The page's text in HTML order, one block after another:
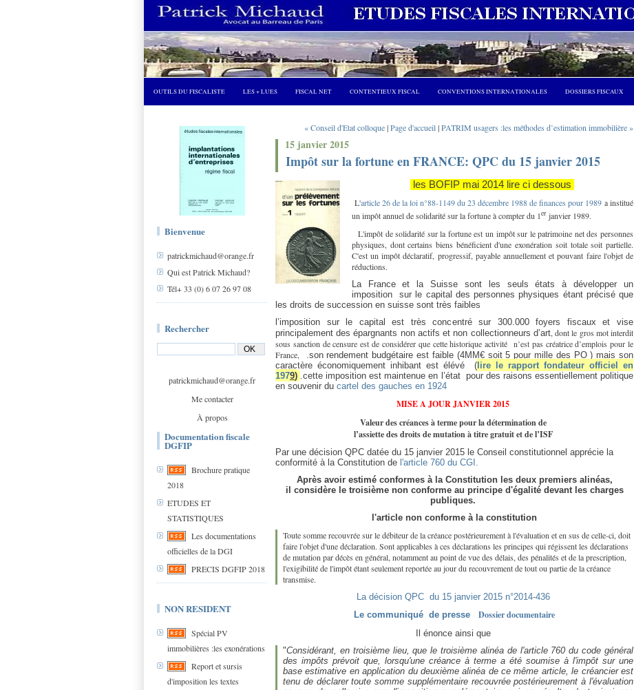
OUTILS DU FISCALISTE LES + LUES FISCAL NET CONTENTIEUX FISCAL CONVENTIONS INTERNATIONALES DOSSIERS FISCAUX
Bienvenue
patrickmichaud@orange.fr
Qui est Patrick Michaud?
Tél+ 33 (0) 6 07 26 97 08
Rechercher
patrickmichaud@orange.fr
Me contacter
À propos
Documentation fiscale
DGFIP
Brochure pratique
2018
ETUDES ET
STATISTIQUES
Les documentations
officielles de la DGI
PRECIS DGFIP 2018
NON RESIDENT
Spécial PV
immobilières :les exonérations
Report et sursis
d'imposition les textes
« Conseil d'Etat colloque|Page d'accueil|PATRIM usagers :les méthodes d’estimation immobilière »
15 janvier 2015
Impôt sur la fortune en FRANCE: QPC du 15 janvier 2015
les BOFIP mai 2014 lire ci dessous
L'article 26 de la loi n°88-1149 du 23 décembre 1988 de finances pour 1989a institué
un impôt annuel de solidarité sur la fortune à compter du 1erjanvier 1989.
L'impôt de solidarité sur la fortune est un impôt sur le patrimoine net des personnes
physiques, dont certains biens bénéficient d'une exonération soit totale soit partielle.
C'est un impôt déclaratif, progressif, payable annuellement et pouvant faire l'objet de
réductions.
La France et la Suisse sont les seuls états à développer un
imposition sur le capital des personnes physiques étant précisé que
les droits de succession en suisse sont très faibles
l’imposition sur le capital est très concentré sur 300.000 foyers fiscaux et vise
principalement des épargnants non actifs et non collectionneurs d’art, dont le gros mot interdit
sous sanction de censure est de considérer que cette historique activité n’est pas créatrice d’emplois pour le
France,
.son rendement budgétaire est faible (4MM€ soit 5 pour mille des PO ) mais son
caractère économiquement inhibant est élévé ( lire le rapport fondateur officiel en
1979) .cette imposition est maintenue en l’état pour des raisons essentiellement politique
en souvenir du cartel des gauches en 1924
MISE A JOUR JANVIER 2015
Valeur des créances à terme pour la détermination de
l’assiette des droits de mutation à titre gratuit et de l’ISF
Par une décision QPC datée du 15 janvier 2015 le Conseil constitutionnel apprécie la
conformité à la Constitution de l'article 760 du CGI.
Après avoir estimé conformes à la Constitution les deux premiers alinéas,
il considère le troisième non conforme au principe d'égalité devant les charges
publiques.
l'article non conforme à la constitution
Toute somme recouvrée sur le débiteur de la créance postérieurement à l'évaluation et en sus de celle-ci, doit
faire l'objet d'une déclaration. Sont applicables à ces déclarations les principes qui régissent les déclarations
de mutation par décès en général, notamment au point de vue des délais, des pénalités et de la prescription,
l'exigibilité de l'impôt étant seulement reportée au jour du recouvrement de tout ou partie de la créance
transmise.
La décision QPC du 15 janvier 2015 n°2014-436
Le communiqué de presse
Dossier documentaire
Il énonce ainsi que
"Considérant, en troisième lieu, que le troisième alinéa de l'article 760 du code général
des impôts prévoit que, lorsqu'une créance à terme a été soumise à l'impôt sur une
base estimative en application du deuxième alinéa de ce même article, le créancier est
tenu de déclarer toute somme supplémentaire recouvrée postérieurement à l'évaluation